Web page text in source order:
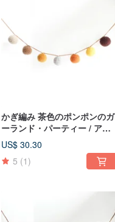
かぎ編み 茶色のポンポンのガ
ーランド・パーティー / アウ
トドア / キャンプ / ピクニッ
ク / 誕生日 / インテリア
US$ 30.30
5 (1)